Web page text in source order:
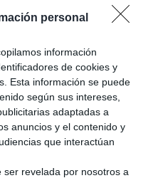
personal
información
de cookies y
Esta información se puede
según sus intereses,
adaptadas a
anuncios y el contenido y
que interactúan
revelada por nosotros a